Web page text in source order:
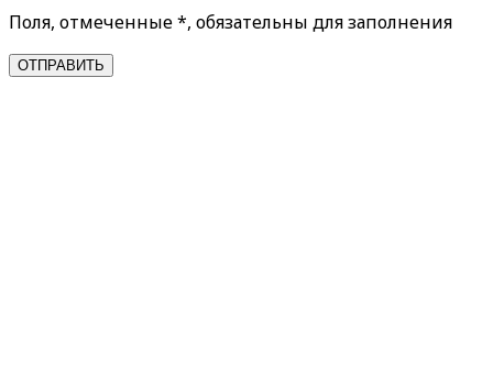
Поля, отмеченные *, обязательны для заполнения
ОТПРАВИТЬ